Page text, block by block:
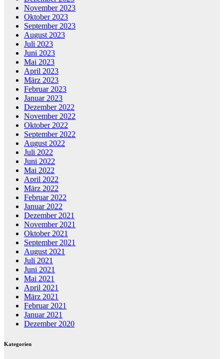
November 2023
Oktober 2023
September 2023
August 2023
Juli 2023
Juni 2023
Mai 2023
April 2023
März 2023
Februar 2023
Januar 2023
Dezember 2022
November 2022
Oktober 2022
September 2022
August 2022
Juli 2022
Juni 2022
Mai 2022
April 2022
März 2022
Februar 2022
Januar 2022
Dezember 2021
November 2021
Oktober 2021
September 2021
August 2021
Juli 2021
Juni 2021
Mai 2021
April 2021
März 2021
Februar 2021
Januar 2021
Dezember 2020
Kategorien